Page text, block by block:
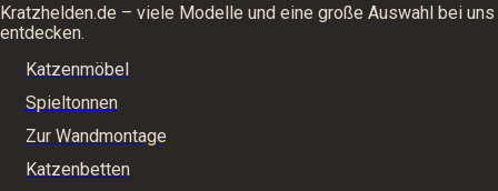
Kratzhelden.de – viele Modelle und eine große Auswahl bei uns
entdecken.
Katzenmöbel
Spieltonnen
Zur Wandmontage
Katzenbetten